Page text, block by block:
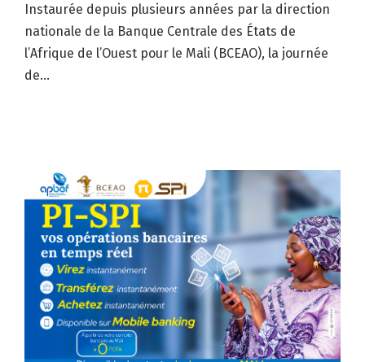
Instaurée depuis plusieurs années par la direction
nationale de la Banque Centrale des États de
l’Afrique de l’Ouest pour le Mali (BCEAO), la journée
de...